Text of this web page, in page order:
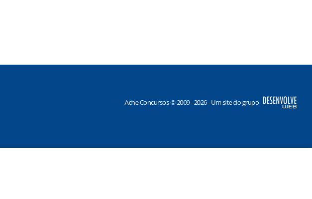
Ache Concursos © 2009 - 2026 - Um site do grupo